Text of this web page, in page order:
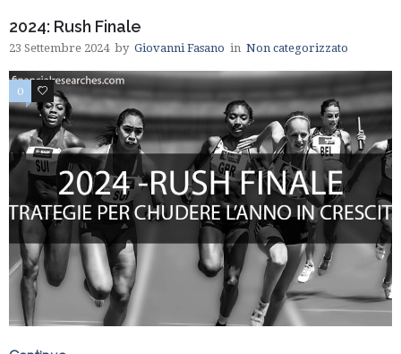
2024: Rush Finale
23 Settembre 2024 by Giovanni Fasano in Non categorizzato
0 0